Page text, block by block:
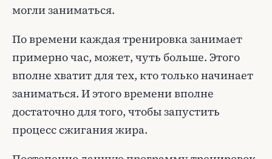
могли заниматься.
По времени каждая тренировка занимает
примерно час, может, чуть больше. Этого
вполне хватит для тех, кто только начинает
заниматься. И этого времени вполне
достаточно для того, чтобы запустить
процесс сжигания жира.